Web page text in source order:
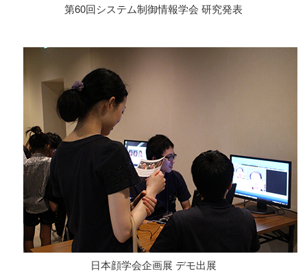
第60回システム制御情報学会 研究発表
日本顔学会企画展 デモ出展